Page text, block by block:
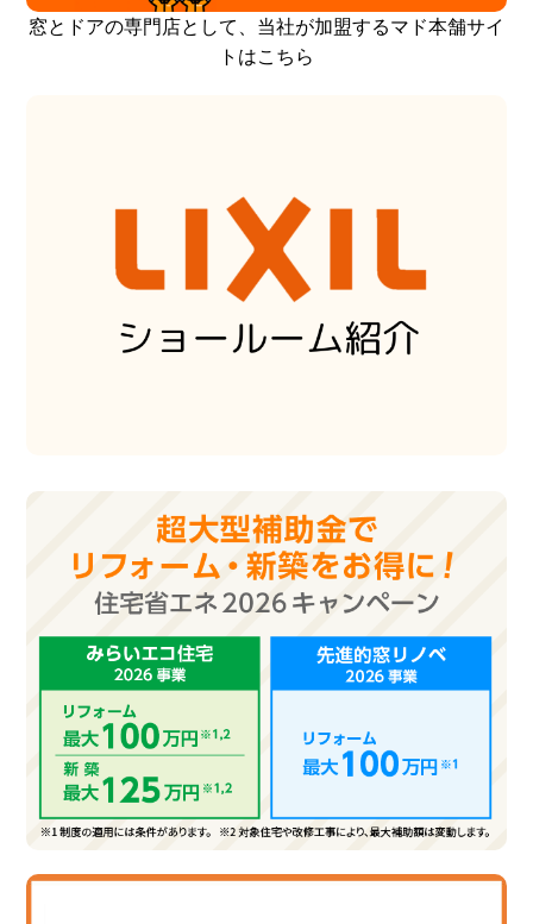
窓とドアの専門店として、当社が加盟するマド本舗サイ
トはこちら